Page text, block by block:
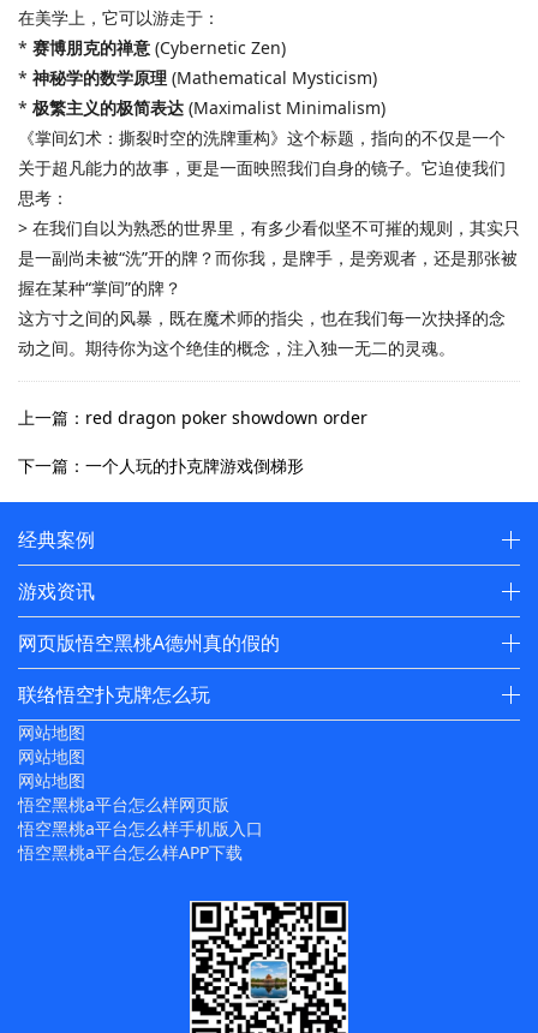
在美学上，它可以游走于：
* 赛博朋克的禅意 (Cybernetic Zen)
* 神秘学的数学原理 (Mathematical Mysticism)
* 极繁主义的极简表达 (Maximalist Minimalism)
《掌间幻术：撕裂时空的洗牌重构》这个标题，指向的不仅是一个
关于超凡能力的故事，更是一面映照我们自身的镜子。它迫使我们
思考：
> 在我们自以为熟悉的世界里，有多少看似坚不可摧的规则，其实只
是一副尚未被“洗”开的牌？而你我，是牌手，是旁观者，还是那张被
握在某种“掌间”的牌？
这方寸之间的风暴，既在魔术师的指尖，也在我们每一次抉择的念
动之间。期待你为这个绝佳的概念，注入独一无二的灵魂。
上一篇：red dragon poker showdown order
下一篇：一个人玩的扑克牌游戏倒梯形
经典案例
游戏资讯
网页版悟空黑桃A德州真的假的
联络悟空扑克牌怎么玩
网站地图
网站地图
网站地图
悟空黑桃a平台怎么样网页版
悟空黑桃a平台怎么样手机版入口
悟空黑桃a平台怎么样APP下载